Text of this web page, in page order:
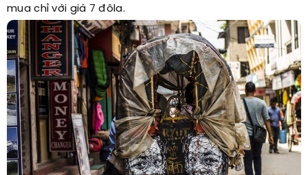
mua chỉ với giá 7 đôla.